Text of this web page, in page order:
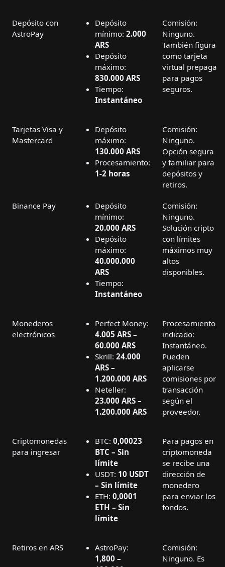
Depósito con
AstroPay
Depósito
mínimo: 2.000
ARS
Depósito
máximo:
830.000 ARS
Tiempo:
Instantáneo
Comisión:
Ninguno.
También figura
como tarjeta
virtual prepaga
para pagos
seguros.
Tarjetas Visa y
Mastercard
Depósito
máximo:
130.000 ARS
Procesamiento:
1-2 horas
Comisión:
Ninguno.
Opción segura
y familiar para
depósitos y
retiros.
Binance Pay
Depósito
mínimo:
20.000 ARS
Depósito
máximo:
40.000.000
ARS
Tiempo:
Instantáneo
Comisión:
Ninguno.
Solución cripto
con límites
máximos muy
altos
disponibles.
Monederos
electrónicos
Perfect Money:
4.005 ARS –
60.000 ARS
Skrill: 24.000
ARS –
1.200.000 ARS
Neteller:
23.000 ARS –
1.200.000 ARS
Procesamiento
indicado:
Instantáneo.
Pueden
aplicarse
comisiones por
transacción
según el
proveedor.
Criptomonedas
para ingresar
BTC: 0,00023
BTC – Sin
límite
USDT: 10 USDT
– Sin límite
ETH: 0,0001
ETH – Sin
límite
Para pagos en
criptomoneda
se recibe una
dirección de
monedero
para enviar los
fondos.
Retiros en ARS
AstroPay:
1,800 –
Comisión:
Ninguno. Es